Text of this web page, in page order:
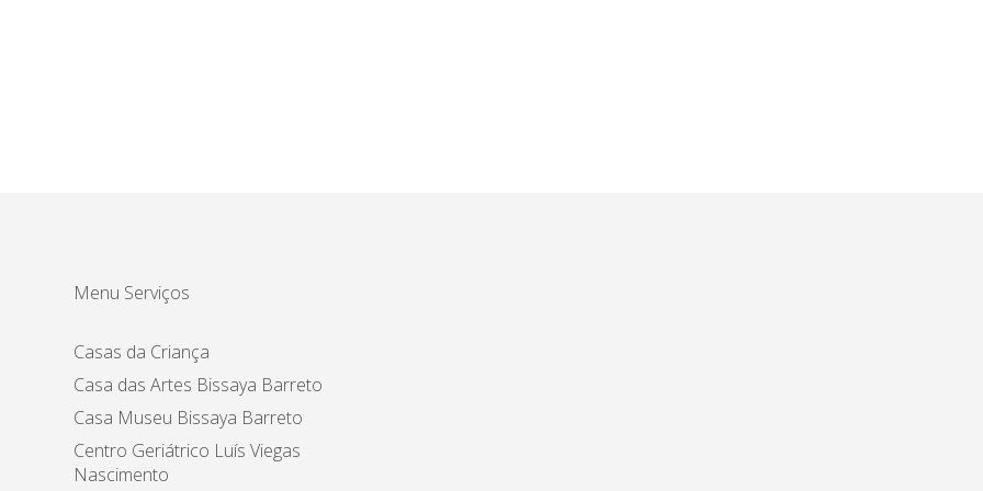
Menu Serviços
Casas da Criança
Casa das Artes Bissaya Barreto
Casa Museu Bissaya Barreto
Centro Geriátrico Luís Viegas
Nascimento